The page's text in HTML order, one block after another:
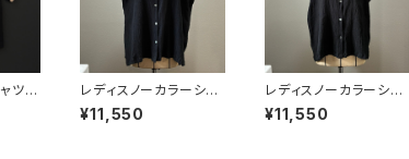
ツ
レディスノーカラーシャ
ツ 2nd ノースリーブ
黒×羊
¥11,550
レディスノーカラーシャ
ツ 2nd ノースリーブ
黒×赤
¥11,550